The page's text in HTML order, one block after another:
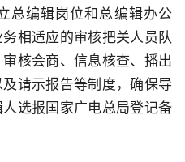
总编辑岗位和总编辑办公
相适应的审核把关人员队
核会商、信息核查、播出
请示报告等制度，确保导
选报国家广电总局登记备